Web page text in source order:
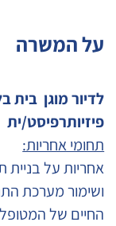
על המשרה
לדיור מוגן בית
פיזיותרפיסט/ית
תחומי אחריות:
אחריות על בניית
ושימור מערכת
החיים של